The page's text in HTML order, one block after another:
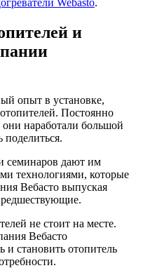
и
опыт в установке,
Постоянно
наработали большой
семинаров дают им
технологиями, которые
Вебасто выпуская
не стоит на месте.
Вебасто
и становить отопитель